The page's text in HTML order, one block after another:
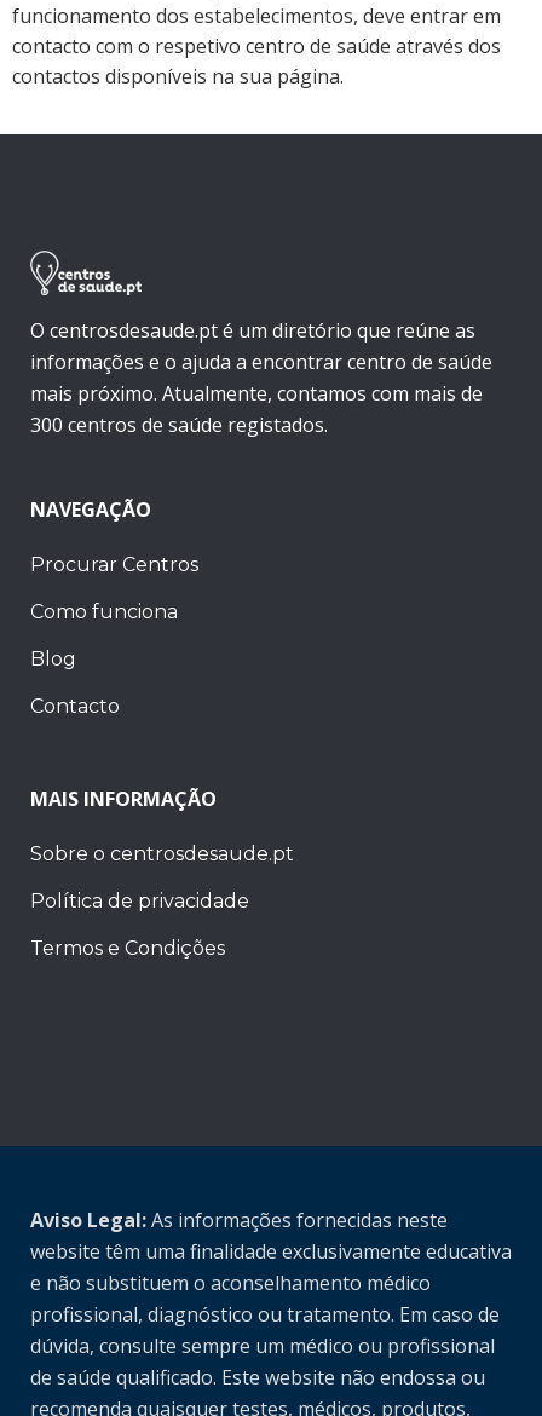
funcionamento dos estabelecimentos, deve entrar em
contacto com o respetivo centro de saúde através dos
contactos disponíveis na sua página.
O centrosdesaude.pt é um diretório que reúne as
informações e o ajuda a encontrar centro de saúde
mais próximo. Atualmente, contamos com mais de
300 centros de saúde registados.
NAVEGAÇÃO
Procurar Centros
Como funciona
Blog
Contacto
MAIS INFORMAÇÃO
Sobre o centrosdesaude.pt
Política de privacidade
Termos e Condições
Aviso Legal:As informações fornecidas neste
website têm uma finalidade exclusivamente educativa
e não substituem o aconselhamento médico
profissional, diagnóstico ou tratamento. Em caso de
dúvida, consulte sempre um médico ou profissional
de saúde qualificado. Este website não endossa ou
recomenda quaisquer testes, médicos, produtos,